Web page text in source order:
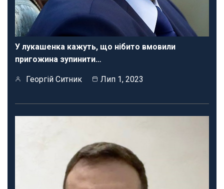
У лукашенка кажуть, що нібито вмовили
пригожина зупинити…
Георгій Ситник Лип 1, 2023